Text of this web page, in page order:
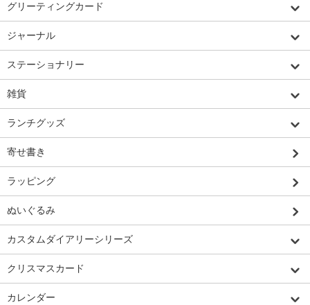
グリーティングカード
ジャーナル
ステーショナリー
雑貨
ランチグッズ
寄せ書き
ラッピング
ぬいぐるみ
カスタムダイアリーシリーズ
クリスマスカード
カレンダー